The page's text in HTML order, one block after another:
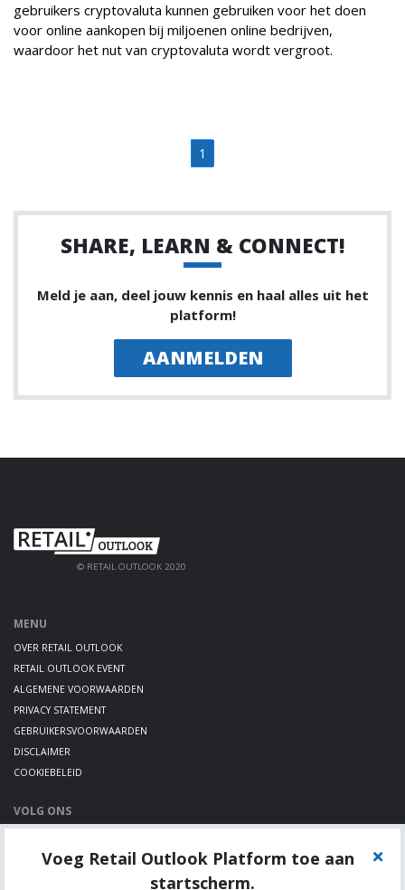
gebruikers cryptovaluta kunnen gebruiken voor het doen
voor online aankopen bij miljoenen online bedrijven,
waardoor het nut van cryptovaluta wordt vergroot.
1
SHARE, LEARN & CONNECT!
Meld je aan, deel jouw kennis en haal alles uit het
platform!
AANMELDEN
© RETAIL OUTLOOK 2020
MENU
OVER RETAIL OUTLOOK
RETAIL OUTLOOK EVENT
ALGEMENE VOORWAARDEN
PRIVACY STATEMENT
GEBRUIKERSVOORWAARDEN
DISCLAIMER
COOKIEBELEID
VOLG ONS
TWITTER
Voeg Retail Outlook Platform toe aan
startscherm.